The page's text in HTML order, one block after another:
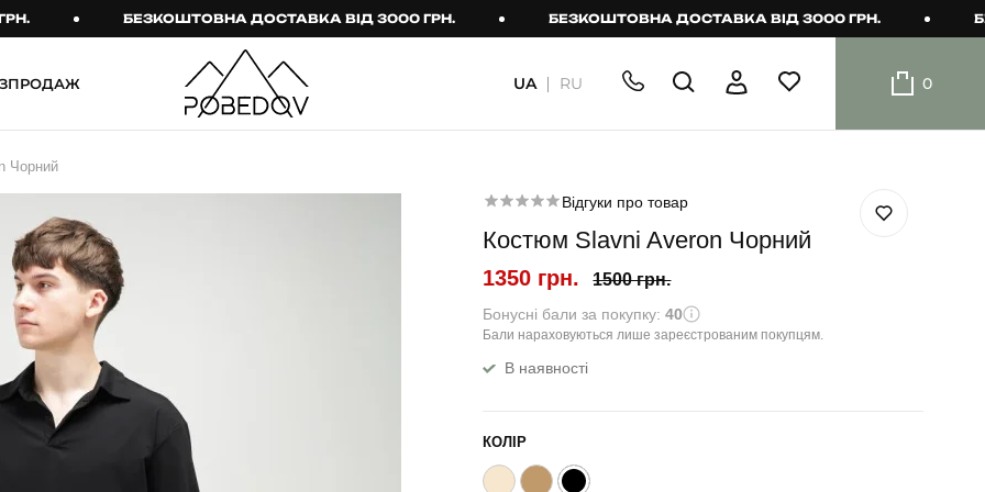
БЕЗКОШТОВНА ДОСТАВКА ВІД 3000 ГРН. БЕЗКОШТОВНА ДОСТАВКА ВІД 3000 ГРН.
Брюки
Джогери
Карго
Спортивні штани
Лосини
Джинси
КОМПЛЕКТИ
шорти
Шорти
UA RU 0
Чорний
Відгуки про товар
Костюм Slavni Averon Чорний
1350 грн. 1500 грн.
Бонусні бали за покупку:40
Бали нараховуються лише зареєстрованим покупцям.
В наявності
КОЛІР